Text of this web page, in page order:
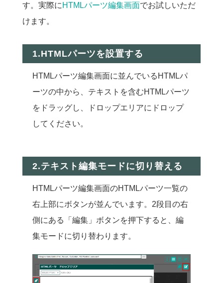
す。実際に HTMLパーツ編集画面でお試しいただ
けます。
1.HTMLパーツを設置する
HTMLパーツ編集画面に並んでいるHTMLパ
ーツの中から、テキストを含むHTMLパーツ
をドラッグし、ドロップエリアにドロップ
してください。
2.テキスト編集モードに切り替える
HTMLパーツ編集画面のHTMLパーツ一覧の
右上部にボタンが並んでいます。2段目の右
側にある「編集」ボタンを押下すると、編
集モードに切り替わります。